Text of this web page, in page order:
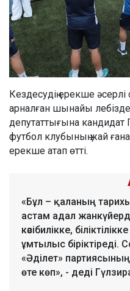
Кездесудің ерекше әсерлі
арналған шынайы
депутаттығына кандидат
футбол клубының жай
ерекше атап өтті.
«Бұл – қаланың
астам адал
кәсібилікке,
ұмтылыс біріктіреді.
«Әділет»
өте көп», - деді